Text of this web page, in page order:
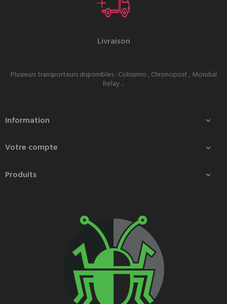
Livraison
Plusieurs transporteurs disponibles : Colissimo , Chronopost , Mondial
Relay ...
Information 
Votre compte 
Produits 